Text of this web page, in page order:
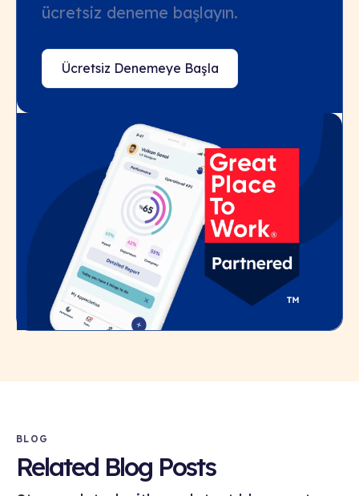
ücretsiz deneme başlayın.
Ücretsiz Denemeye Başla
BLOG
Related Blog Posts